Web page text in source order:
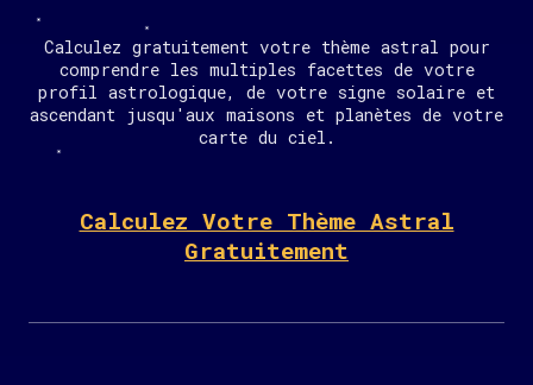
Calculez gratuitement votre thème astral pour
comprendre les multiples facettes de votre
profil astrologique, de votre signe solaire et
ascendant jusqu'aux maisons et planètes de votre
carte du ciel.
Calculez Votre Thème Astral
Gratuitement